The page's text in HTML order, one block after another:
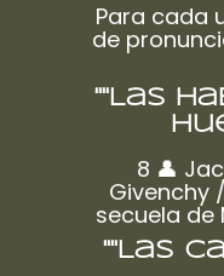
Para cada
de
""Las
8 👤
Givenchy
secuela de
""Las